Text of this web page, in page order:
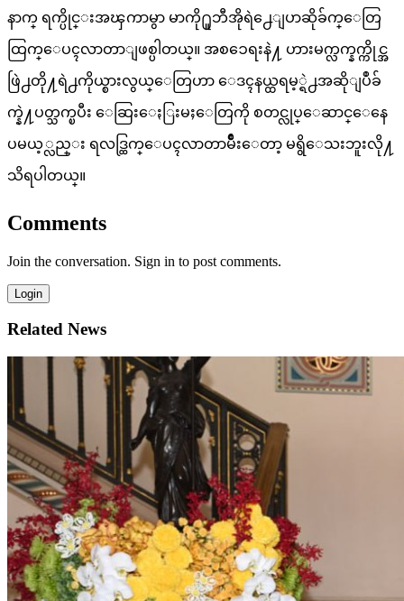
နာက္ ရက္ပိုင္းအၾကာမွာ မာကို႐ူဘီအိုရဲ႕ေျပာဆိုခ်က္ေတြ
ထြက္ေပၚလာတာျဖစ္ပါတယ္။ အစၥေရးနဲ႔ ဟားမက္လက္နက္ကိုင္အ
ဖြဲ႕တို႔ရဲ႕ကိုယ္စားလွယ္ေတြဟာ ေဒၚနယ္ထရမ့္ရဲ႕အဆိုျပဳခ်
က္နဲ႔ပတ္သက္ၿပီး ေဆြးေႏြးမႈေတြကို စတင္လုပ္ေဆာင္ေနေ
ပမယ့္လည္း ရလဒ္ထြက္ေပၚလာတာမ်ိဳးေတာ့ မရွိေသးဘူးလို႔
သိရပါတယ္။
Comments
Join the conversation. Sign in to post comments.
Login
Related News